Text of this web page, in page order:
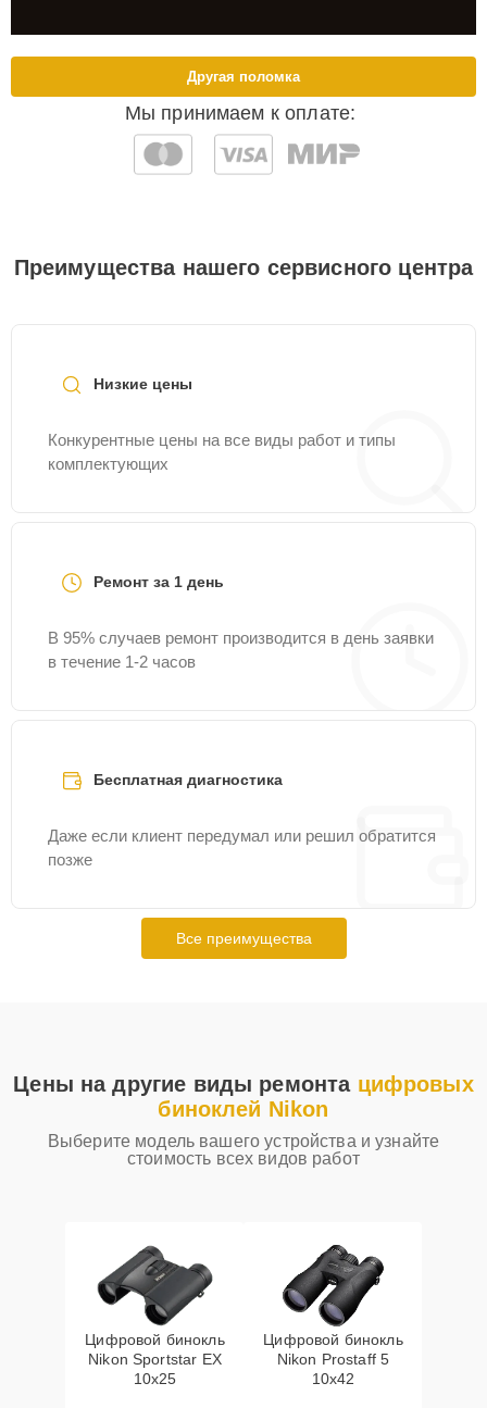
Мы принимаем к оплате:
Другая поломка
Преимущества нашего сервисного центра
Низкие цены
Конкурентные цены на все виды работ и типы
комплектующих
Ремонт за 1 день
В 95% случаев ремонт производится в день заявки
в течение 1-2 часов
Бесплатная диагностика
Даже если клиент передумал или решил обратится
позже
Все преимущества
Цены на другие виды ремонта цифровых
биноклей Nikon
Выберите модель вашего устройства и узнайте
стоимость всех видов работ
Цифровой бинокль
Nikon Sportstar EX
10x25
Цифровой бинокль
Nikon Prostaff 5
10x42